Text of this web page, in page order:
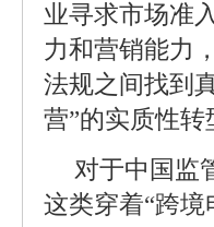
业寻求市场准
力和营销能力
法规之间找到
营”的实质性转
对于中国监
这类穿着“跨